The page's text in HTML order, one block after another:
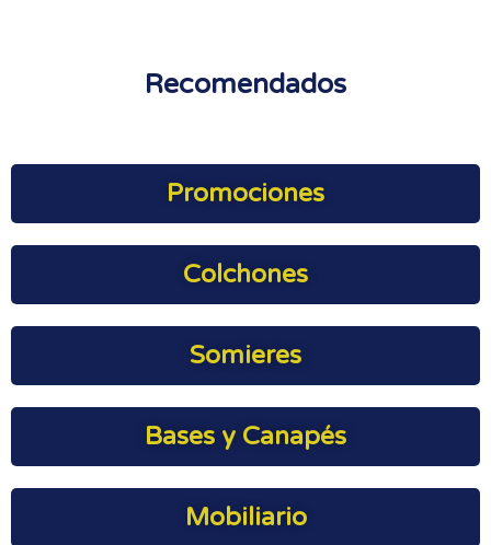
Recomendados
Promociones
Colchones
Somieres
Bases y Canapés
Mobiliario